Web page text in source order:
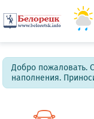
Добро пожаловать.
наполнения.